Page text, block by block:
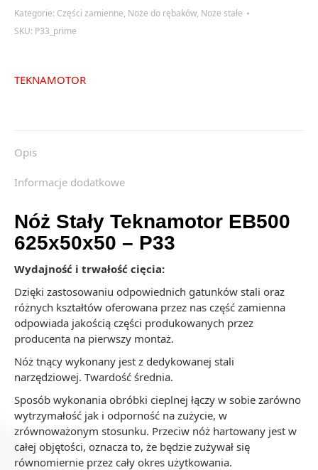
-
P33
Kategorie: Części zamienne, Noże do rębaków, Noże stałe
SKU: P33_prime
TEKNAMOTOR
Opis
Informacje dodatkowe
Nóż Stały Teknamotor EB500
625x50x50 – P33
Wydajność i trwałość cięcia:
Dzięki zastosowaniu odpowiednich gatunków stali oraz
różnych kształtów oferowana przez nas część zamienna
odpowiada jakością części produkowanych przez
producenta na pierwszy montaż.
Nóż tnący wykonany jest z dedykowanej stali
narzędziowej. Twardość średnia.
Sposób wykonania obróbki cieplnej łączy w sobie zarówno
wytrzymałość jak i odporność na zużycie, w
zrównoważonym stosunku. Przeciw nóż hartowany jest w
całej objętości, oznacza to, że będzie zużywał się
równomiernie przez cały okres użytkowania.